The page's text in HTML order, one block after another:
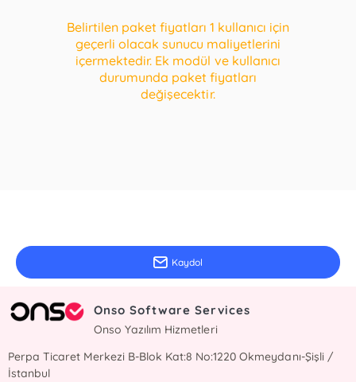
Belirtilen paket fiyatları 1 kullanıcı için
geçerli olacak sunucu maliyetlerini
içermektedir. Ek modül ve kullanıcı
durumunda paket fiyatları
değişecektir.
Kaydol
Onso Software Services
Onso Yazılım Hizmetleri
Perpa Ticaret Merkezi B-Blok Kat:8 No:1220 Okmeydanı-Şişli /
İstanbul